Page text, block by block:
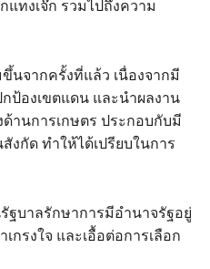
แทงเจ๊ก รวมไปถึงความ
นจากครั้งที่แล้ว เนื่องจากมี
ป้องเขตแดน และนำผลงาน
านการเกษตร ประกอบกับมี
งกัด ทำให้ได้เปรียบในการ
ฐบาลรักษาการมีอำนาจรัฐอยู่
กรงใจ และเอื้อต่อการเลือก